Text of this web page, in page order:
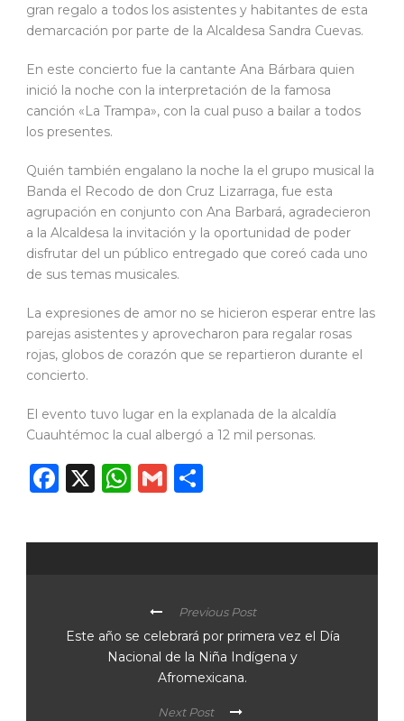
gran regalo a todos los asistentes y habitantes de esta
demarcación por parte de la Alcaldesa Sandra Cuevas.
En este concierto fue la cantante Ana Bárbara quien
inició la noche con la interpretación de la famosa
canción «La Trampa», con la cual puso a bailar a todos
los presentes.
Quién también engalano la noche la el grupo musical la
Banda el Recodo de don Cruz Lizarraga, fue esta
agrupación en conjunto con Ana Barbará, agradecieron
a la Alcaldesa la invitación y la oportunidad de poder
disfrutar del un público entregado que coreó cada uno
de sus temas musicales.
La expresiones de amor no se hicieron esperar entre las
parejas asistentes y aprovecharon para regalar rosas
rojas, globos de corazón que se repartieron durante el
concierto.
El evento tuvo lugar en la explanada de la alcaldía
Cuauhtémoc la cual albergó a 12 mil personas.
Facebook
X WhatsApp
Gmail
Previous Post
Este año se celebrará por primera vez el Día
Nacional de la Niña Indígena y
Afromexicana.
Next Post